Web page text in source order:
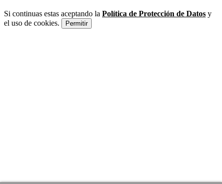
Si continuas estas aceptando la Política de Protección de Datos y
el uso de cookies.
Permitir